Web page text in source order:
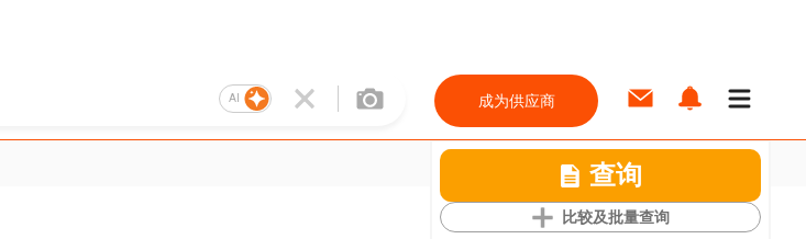
AI 成为供应商
查询
比较及批量查询